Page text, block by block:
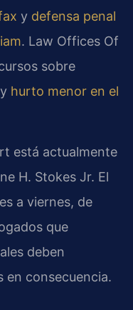
y defensa penal
. Law Offices Of
sobre
y hurto menor en el
está actualmente
H. Stokes Jr. El
a viernes, de
que
deben
en consecuencia.